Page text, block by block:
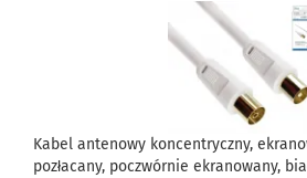
Kabel antenowy koncentryczny,
pozłacany, poczwórnie ekranowany,